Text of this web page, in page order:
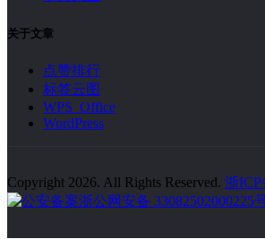
关于文章
点赞排行
标签云图
WPS Office
WordPress
Copyright 2026. All Rights Reserved. 浙ICP
浙公网安备 33082502000225